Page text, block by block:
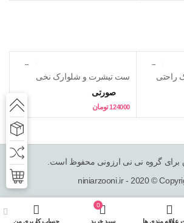
راحتی
ست تیشرت و شلوارک نخی
صورتی
124000 تومان
برای گروه نی نی ارزونی محفوظ است.
niniarzooni.ir - 2020 ©
علاقه مندی ها
0
سبد خرید حساب کاربری من